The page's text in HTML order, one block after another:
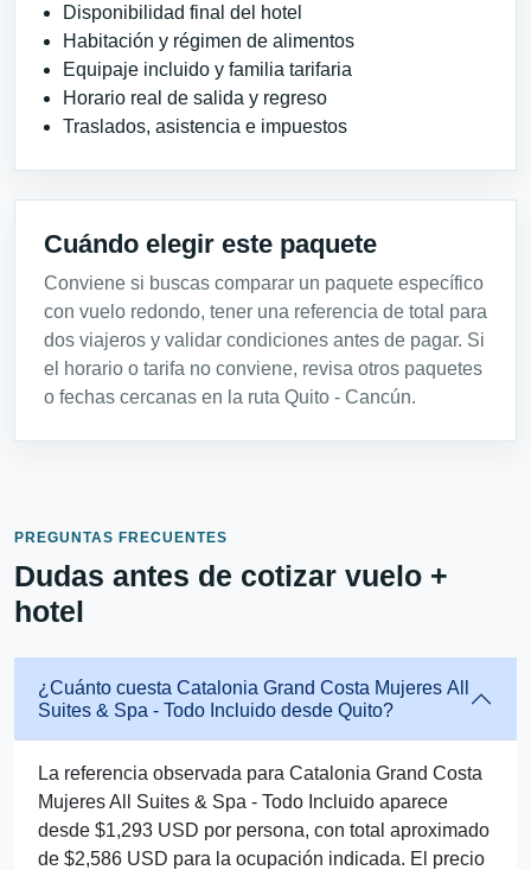
Disponibilidad final del hotel
Habitación y régimen de alimentos
Equipaje incluido y familia tarifaria
Horario real de salida y regreso
Traslados, asistencia e impuestos
Cuándo elegir este paquete
Conviene si buscas comparar un paquete específico
con vuelo redondo, tener una referencia de total para
dos viajeros y validar condiciones antes de pagar. Si
el horario o tarifa no conviene, revisa otros paquetes
o fechas cercanas en la ruta Quito - Cancún.
PREGUNTAS FRECUENTES
Dudas antes de cotizar vuelo +
hotel
¿Cuánto cuesta Catalonia Grand Costa Mujeres All
Suites & Spa - Todo Incluido desde Quito?
La referencia observada para Catalonia Grand Costa
Mujeres All Suites & Spa - Todo Incluido aparece
desde $1,293 USD por persona, con total aproximado
de $2,586 USD para la ocupación indicada. El precio